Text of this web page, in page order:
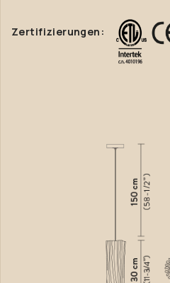
Zertifizierungen: